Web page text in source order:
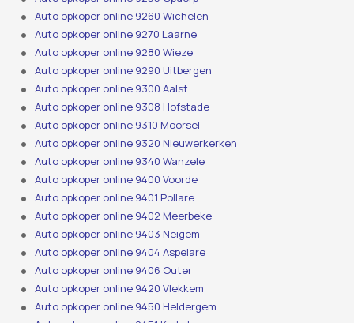
Auto opkoper online 9260 Wichelen
Auto opkoper online 9270 Laarne
Auto opkoper online 9280 Wieze
Auto opkoper online 9290 Uitbergen
Auto opkoper online 9300 Aalst
Auto opkoper online 9308 Hofstade
Auto opkoper online 9310 Moorsel
Auto opkoper online 9320 Nieuwerkerken
Auto opkoper online 9340 Wanzele
Auto opkoper online 9400 Voorde
Auto opkoper online 9401 Pollare
Auto opkoper online 9402 Meerbeke
Auto opkoper online 9403 Neigem
Auto opkoper online 9404 Aspelare
Auto opkoper online 9406 Outer
Auto opkoper online 9420 Vlekkem
Auto opkoper online 9450 Heldergem